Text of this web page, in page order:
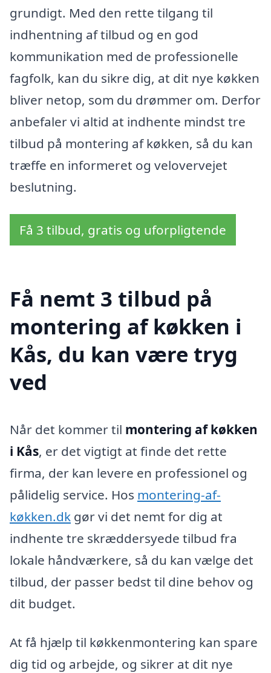
grundigt. Med den rette tilgang til
indhentning af tilbud og en god
kommunikation med de professionelle
fagfolk, kan du sikre dig, at dit nye køkken
bliver netop, som du drømmer om. Derfor
anbefaler vi altid at indhente mindst tre
tilbud på montering af køkken, så du kan
træffe en informeret og velovervejet
beslutning.
Få 3 tilbud, gratis og uforpligtende
Få nemt 3 tilbud på
montering af køkken i
Kås, du kan være tryg
ved
Når det kommer til montering af køkken
i Kås, er det vigtigt at finde det rette
firma, der kan levere en professionel og
pålidelig service. Hos montering-af-
køkken.dk gør vi det nemt for dig at
indhente tre skræddersyede tilbud fra
lokale håndværkere, så du kan vælge det
tilbud, der passer bedst til dine behov og
dit budget.
At få hjælp til køkkenmontering kan spare
dig tid og arbejde, og sikrer at dit nye